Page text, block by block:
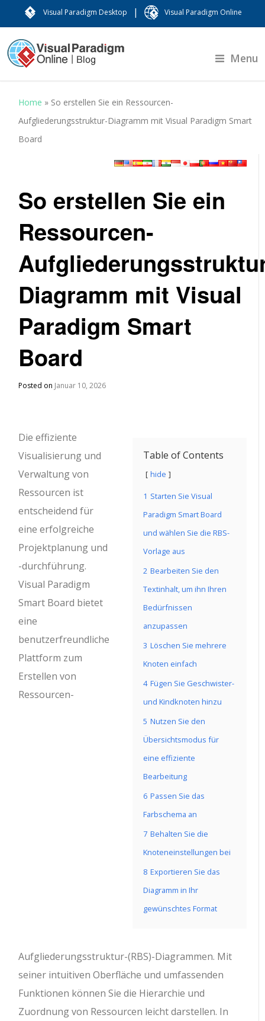
Visual Paradigm Desktop | Visual Paradigm Online
Menu
Home » So erstellen Sie ein Ressourcen-
Aufgliederungsstruktur-Diagramm mit Visual Paradigm Smart
Board
So erstellen Sie ein
Ressourcen-
Diagramm mit Visual
Paradigm Smart
Board
Posted on Januar 10, 2026
Table of Contents
hide
1 Starten Sie Visual
Paradigm Smart Board
und wählen Sie die RBS-
Vorlage aus
2 Bearbeiten Sie den
Textinhalt, um ihn Ihren
Bedürfnissen
anzupassen
3 Löschen Sie mehrere
Knoten einfach
4 Fügen Sie Geschwister-
und Kindknoten hinzu
5 Nutzen Sie den
Übersichtsmodus für
eine effiziente
Bearbeitung
6 Passen Sie das
Farbschema an
7 Behalten Sie die
Knoteneinstellungen bei
8 Exportieren Sie das
Diagramm in Ihr
gewünschtes Format
Die effiziente
Visualisierung und
Verwaltung von
Ressourcen ist
entscheidend für
eine erfolgreiche
Projektplanung und
-durchführung.
Visual Paradigm
Smart Board bietet
eine
benutzerfreundliche
Plattform zum
Erstellen von
Ressourcen-
Aufgliederungsstruktur-(RBS)-Diagrammen. Mit
seiner intuitiven Oberfläche und umfassenden
Funktionen können Sie die Hierarchie und
Zuordnung von Ressourcen leicht darstellen. In